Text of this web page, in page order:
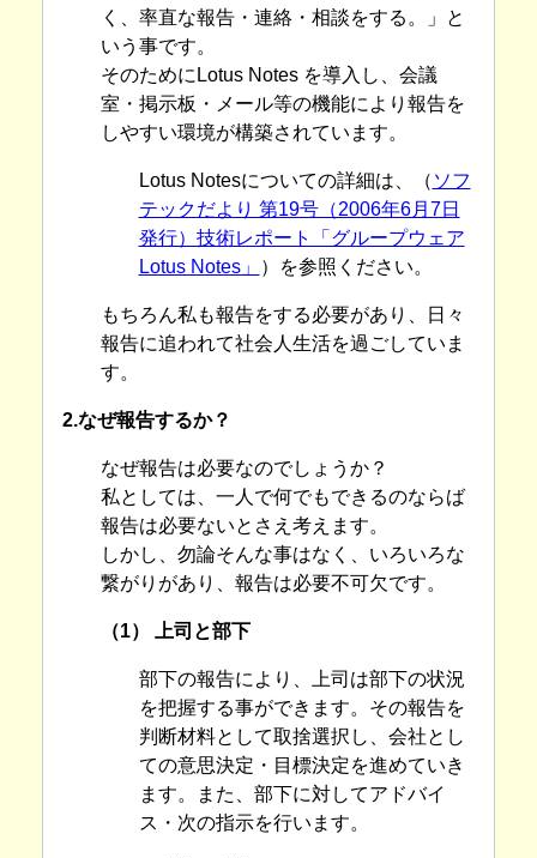
く、率直な報告・連絡・相談をする。」と
いう事です。
そのためにLotus Notes を導入し、会議
室・掲示板・メール等の機能により報告を
しやすい環境が構築されています。
Lotus Notesについての詳細は、（ ソフ
テックだより 第19号（2006年6月7日
発行）技術レポート「グループウェア
Lotus Notes」
）を参照ください。
もちろん私も報告をする必要があり、日々
報告に追われて社会人生活を過ごしていま
す。
2.なぜ報告するか？
なぜ報告は必要なのでしょうか？
私としては、一人で何でもできるのならば
報告は必要ないとさえ考えます。
しかし、勿論そんな事はなく、いろいろな
繋がりがあり、報告は必要不可欠です。
（1） 上司と部下
部下の報告により、上司は部下の状況
を把握する事ができます。その報告を
判断材料として取捨選択し、会社とし
ての意思決定・目標決定を進めていき
ます。また、部下に対してアドバイ
ス・次の指示を行います。